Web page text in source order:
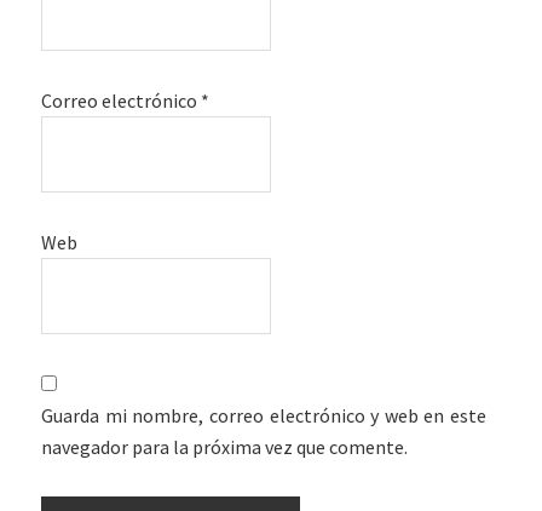
Correo electrónico *
Web
Guarda mi nombre, correo electrónico y web en este
navegador para la próxima vez que comente.